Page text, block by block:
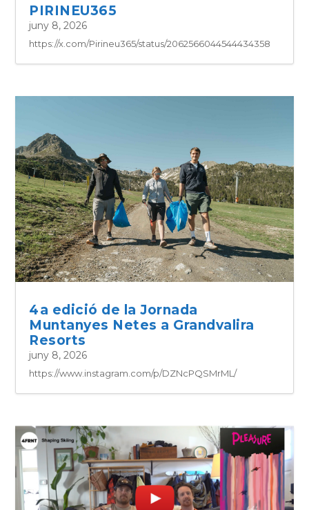
PIRINEU365
juny 8, 2026
https://x.com/Pirineu365/status/2062566044544434358
4a edició de la Jornada
Muntanyes Netes a Grandvalira
Resorts
juny 8, 2026
https://www.instagram.com/p/DZNcPQSMrML/